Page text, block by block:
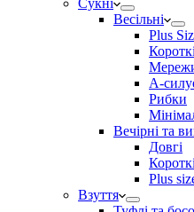
Сукні
Весільні
Plus
А-
Рибки
Вечірні та
Довгі
Plus
Взуття